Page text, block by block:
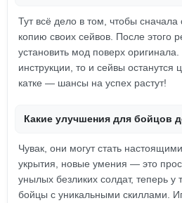
Тут всё дело в том, чтобы сначала
копию своих сейвов. После этого
установить мод поверх
инструкции, то и сейвы
катке — шансы на успех растут!
Какие улучшения для бойцов
Чувак, они могут стать
укрытия, новые умения — это
унылых безликих солдат, теперь у
бойцы с уникальными скиллами.